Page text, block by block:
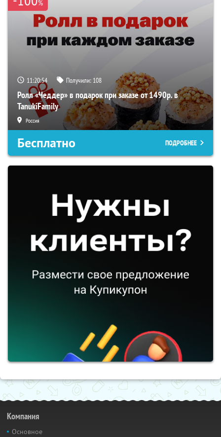
%
11:20:53 Получили: 108
Ролл «Чеддер» в подарок при заказе от 1490р. в
TanukiFamily
Россия
Бесплатно ПОДРОБНЕЕ
Компания
Основное